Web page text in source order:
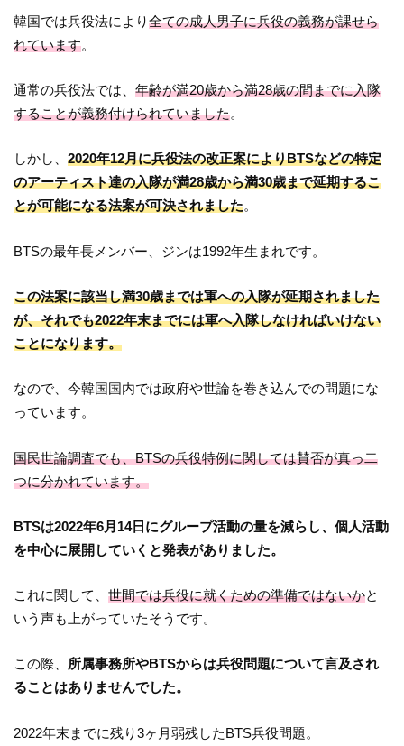
韓国では兵役法により全ての成人男子に兵役の義務が課せら
れています。
通常の兵役法では、年齢が満20歳から満28歳の間までに入隊
することが義務付けられていました。
しかし、2020年12月に兵役法の改正案によりBTSなどの特定
のアーティスト達の入隊が満28歳から満30歳まで延期するこ
とが可能になる法案が可決されました。
BTSの最年長メンバー、ジンは1992年生まれです。
この法案に該当し満30歳までは軍への入隊が延期されました
が、それでも2022年末までには軍へ入隊しなければいけない
ことになります。
なので、今韓国国内では政府や世論を巻き込んでの問題にな
っています。
国民世論調査でも、BTSの兵役特例に関しては賛否が真っ二
つに分かれています。
BTSは2022年6月14日にグループ活動の量を減らし、個人活動
を中心に展開していくと発表がありました。
これに関して、世間では兵役に就くための準備ではないかと
いう声も上がっていたそうです。
この際、 所属事務所やBTSからは兵役問題について言及され
ることはありませんでした。
2022年末までに残り3ヶ月弱残したBTS兵役問題。